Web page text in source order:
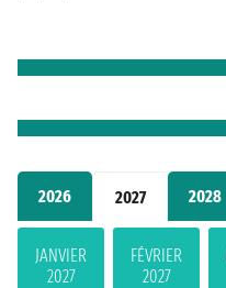
2026 2027 2028
JANVIER
2027
FÉVRIER
2027